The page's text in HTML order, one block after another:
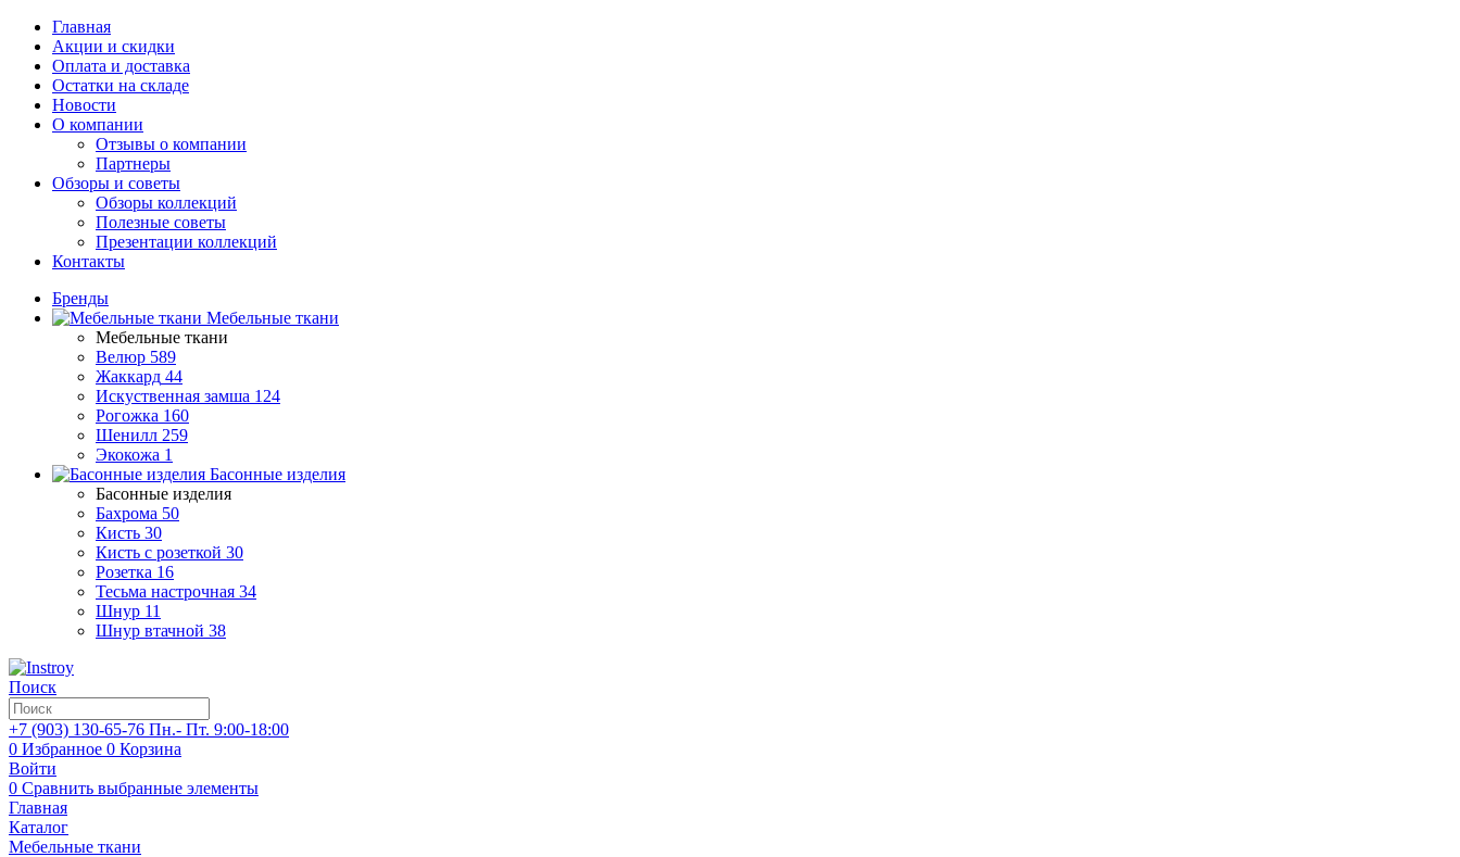
Главная
Акции и скидки
Оплата и доставка
Остатки на складе
Новости
О компании
Отзывы о компании
Партнеры
Обзоры и советы
Обзоры коллекций
Полезные советы
Презентации коллекций
Контакты
Бренды
Мебельные ткани
Мебельные ткани
Велюр 589
Жаккард 44
Искуственная замша 124
Рогожка 160
Шенилл 259
Экокожа 1
Басонные изделия
Басонные изделия
Бахрома 50
Кисть 30
Кисть с розеткой 30
Розетка 16
Тесьма настрочная 34
Шнур 11
Шнур втачной 38
Поиск
+7 (903) 130-65-76 Пн.- Пт. 9:00-18:00
0 Избранное 0 Корзина
Войти
0 Сравнить выбранные элементы
Главная
Каталог
Мебельные ткани